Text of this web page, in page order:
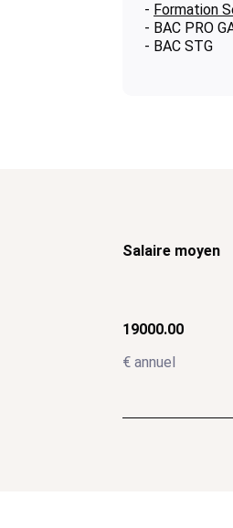
- Formation
- BAC PRO
- BAC STG
Salaire moyen
19000.00
€ annuel